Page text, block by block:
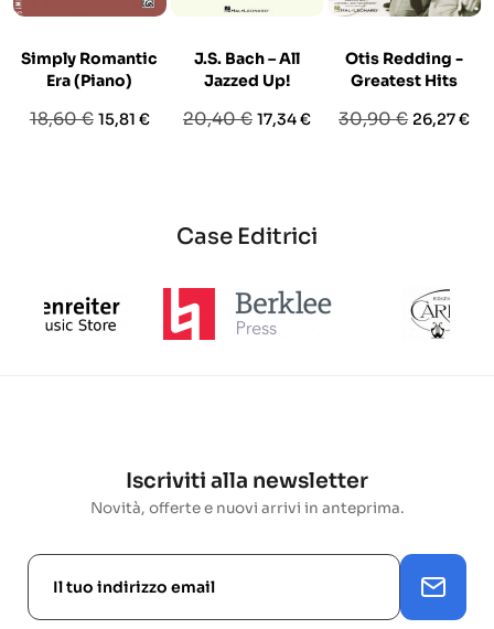
Simply Romantic
Era (Piano)
Prezzo
18,60 € Prezzo
15,81 €
J.S. Bach – All
Jazzed Up!
Prezzo
20,40 € Prezzo
17,34 €
Otis Redding -
Greatest Hits
Prezzo
30,90 € Prezzo
26,27 €
Case Editrici
Iscriviti alla newsletter
Novità, offerte e nuovi arrivi in anteprima.